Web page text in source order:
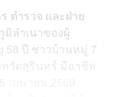
ตำรวจ และฝ่าย
ลำเนาของผู้
ปี ชาวบ้านหมู่ 7
วัดสุรินทร์ มีอาชีพ